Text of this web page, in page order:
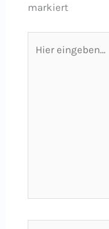
markiert
eingeben…